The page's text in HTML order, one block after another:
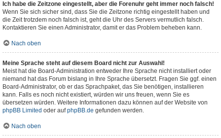
Ich habe die Zeitzone eingestellt, aber die Forenuhr geht immer noch falsch!
Wenn Sie sich sicher sind, dass Sie die Zeitzone richtig eingestellt haben und
die Zeit trotzdem noch falsch ist, geht die Uhr des Servers vermutlich falsch.
Kontaktieren Sie einen Administrator, damit er das Problem beheben kann.
Nach oben
Meine Sprache steht auf diesem Board nicht zur Auswahl!
Meist hat die Board-Administration entweder Ihre Sprache nicht installiert oder
niemand hat das Forum bislang in Ihre Sprache übersetzt. Fragen Sie ggf. einen
Board-Administrator, ob er das Sprachpaket, das Sie benötigen, installieren
kann. Falls es noch nicht existiert, würden wir uns freuen, wenn Sie es
übersetzen würden. Weitere Informationen dazu können auf der Website von
phpBB Limited oder aufphpBB.de gefunden werden.
Nach oben